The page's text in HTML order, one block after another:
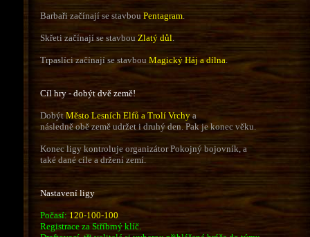
Barbaři začínají se stavbou Pentagram.
Skřeti začínají se stavbou Zlatý důl.
Trpaslíci začínají se stavbou Magický Háj a dílna.
Cíl hry - dobýt dvě země!
Dobýt Město Lesních Elfů a Trolí Vrchya
následně obě země udržet i druhý den. Pak je konec věku.
Konec ligy kontroluje organizátor Pokojný bojovník, a
také dané cíle a držení zemí.
Nastavení ligy
Počasí: 120-100-100
Registrace za Stříbrný klíč.